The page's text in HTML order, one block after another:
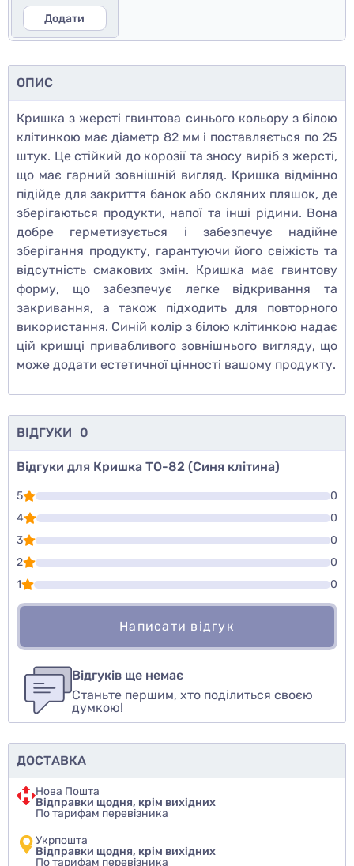
Додати
ОПИС
Кришка з жерсті гвинтова синього кольору з білою
клітинкою має діаметр 82 мм і поставляється по 25
штук. Це стійкий до корозії та зносу виріб з жерсті,
що має гарний зовнішній вигляд. Кришка відмінно
підійде для закриття банок або скляних пляшок, де
зберігаються продукти, напої та інші рідини. Вона
добре герметизується і забезпечує надійне
зберігання продукту, гарантуючи його свіжість та
відсутність смакових змін. Кришка має гвинтову
форму, що забезпечує легке відкривання та
закривання, а також підходить для повторного
використання. Синій колір з білою клітинкою надає
цій кришці привабливого зовнішнього вигляду, що
може додати естетичної цінності вашому продукту.
ВІДГУКИ 0
Відгуки для Кришка ТО-82 (Синя клітина)
5
0
4
0
3
0
2
0
1
0
Написати відгук
авторизуйтесьили войдите
Оцінити товар
Відгуків ще немає
Станьте першим, хто поділиться своєю
думкою!
ДОСТАВКА
Нова Пошта
Відправки щодня, крім вихідних
По тарифам перевізника
Укрпошта
Відправки щодня, крім вихідних
По тарифам перевізника